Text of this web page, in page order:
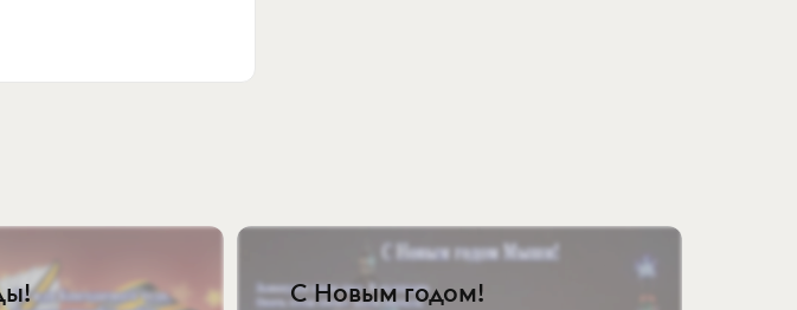
С Новым годом!